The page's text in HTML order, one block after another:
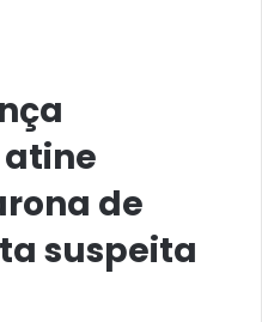
de
suspeita